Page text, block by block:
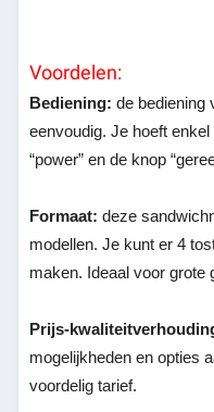
Voordelen:
Bediening: de bediening
eenvoudig. Je hoeft
“power” en de knop
Formaat: deze
modellen. Je kunt er 4
maken. Ideaal voor grote
Prijs-
mogelijkheden en opties
voordelig tarief.